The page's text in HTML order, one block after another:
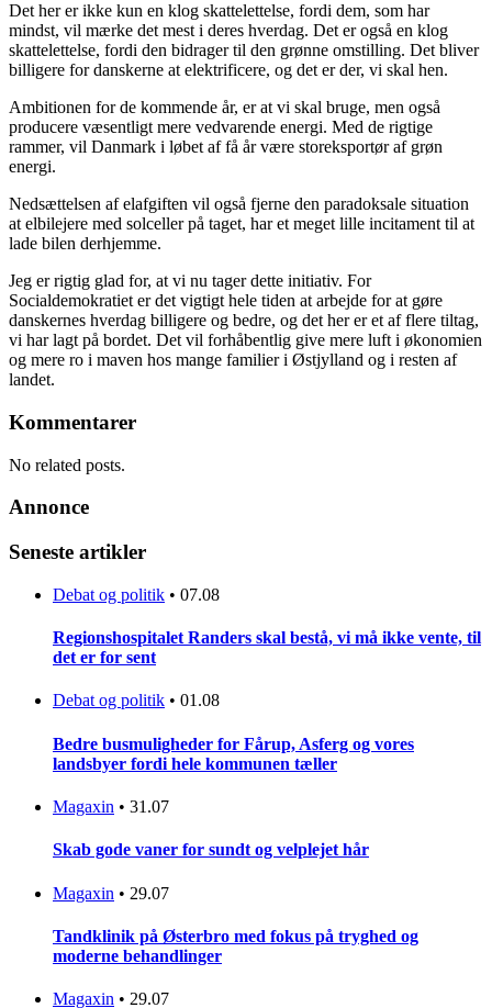
Det her er ikke kun en klog skattelettelse, fordi dem, som har
mindst, vil mærke det mest i deres hverdag. Det er også en klog
skattelettelse, fordi den bidrager til den grønne omstilling. Det bliver
billigere for danskerne at elektrificere, og det er der, vi skal hen.
Ambitionen for de kommende år, er at vi skal bruge, men også
producere væsentligt mere vedvarende energi. Med de rigtige
rammer, vil Danmark i løbet af få år være storeksportør af grøn
energi.
Nedsættelsen af elafgiften vil også fjerne den paradoksale situation
at elbilejere med solceller på taget, har et meget lille incitament til at
lade bilen derhjemme.
Jeg er rigtig glad for, at vi nu tager dette initiativ. For
Socialdemokratiet er det vigtigt hele tiden at arbejde for at gøre
danskernes hverdag billigere og bedre, og det her er et af flere tiltag,
vi har lagt på bordet. Det vil forhåbentlig give mere luft i økonomien
og mere ro i maven hos mange familier i Østjylland og i resten af
landet.
Kommentarer
No related posts.
Annonce
Seneste artikler
Debat og politik • 07.08
Regionshospitalet Randers skal bestå, vi må ikke vente, til
det er for sent
Debat og politik • 01.08
Bedre busmuligheder for Fårup, Asferg og vores
landsbyer fordi hele kommunen tæller
Magaxin • 31.07
Skab gode vaner for sundt og velplejet hår
Magaxin • 29.07
Tandklinik på Østerbro med fokus på tryghed og
moderne behandlinger
Magaxin • 29.07